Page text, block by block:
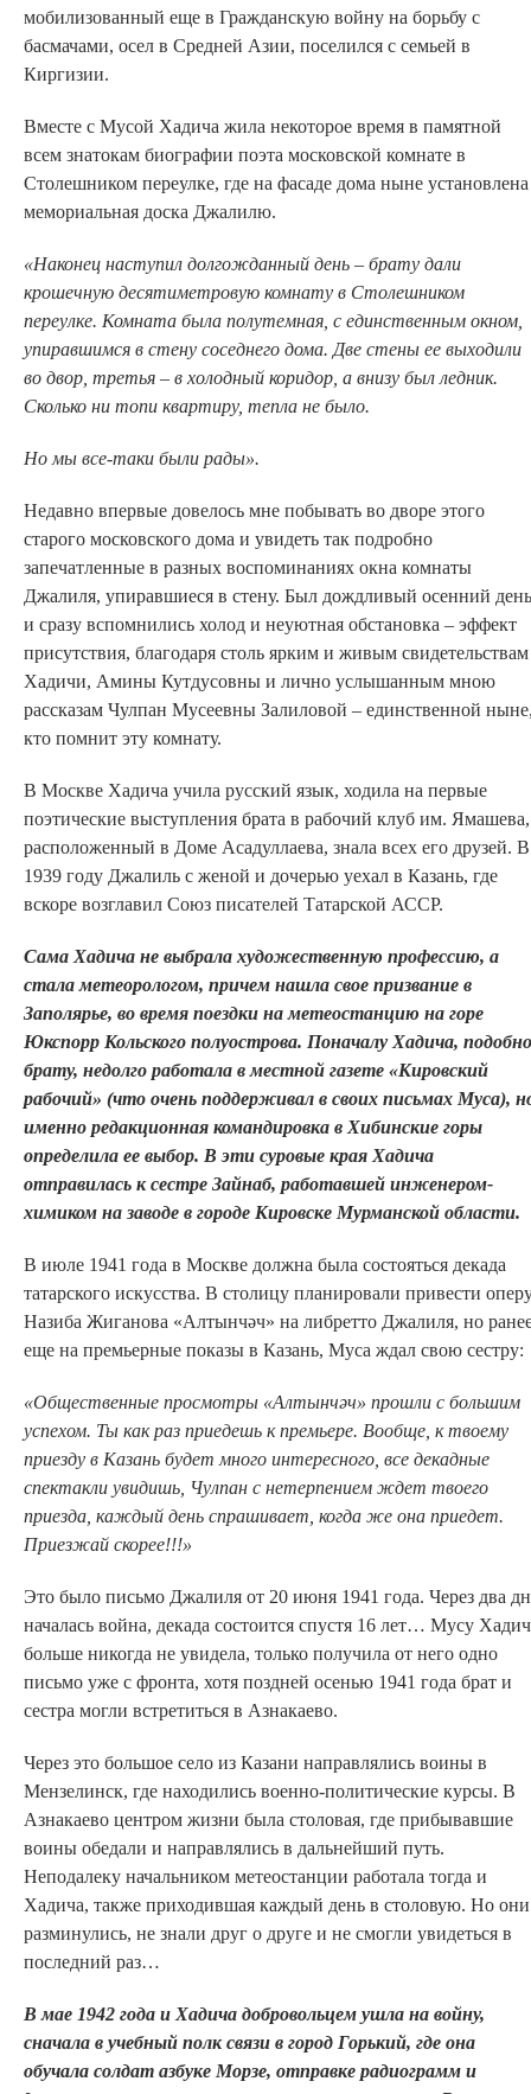
мобилизованный еще в Гражданскую войну на борьбу с
басмачами, осел в Средней Азии, поселился с семьей в
Киргизии.
Вместе с Мусой Хадича жила некоторое время в памятной
всем знатокам биографии поэта московской комнате в
Столешником переулке, где на фасаде дома ныне установлена
мемориальная доска Джалилю.
«Наконец наступил долгожданный день – брату дали
крошечную десятиметровую комнату в Столешником
переулке. Комната была полутемная, с единственным окном,
упиравшимся в стену соседнего дома. Две стены ее выходили
во двор, третья – в холодный коридор, а внизу был ледник.
Сколько ни топи квартиру, тепла не было.
Но мы все-таки были рады».
Недавно впервые довелось мне побывать во дворе этого
старого московского дома и увидеть так подробно
запечатленные в разных воспоминаниях окна комнаты
Джалиля, упиравшиеся в стену. Был дождливый осенний
и сразу вспомнились холод и неуютная обстановка – эффект
присутствия, благодаря столь ярким и живым свидетельствам
Хадичи, Амины Кутдусовны и лично услышанным мною
рассказам Чулпан Мусеевны Залиловой – единственной
кто помнит эту комнату.
В Москве Хадича учила русский язык, ходила на первые
поэтические выступления брата в рабочий клуб им. Ямашева,
расположенный в Доме Асадуллаева, знала всех его друзей. В
1939 году Джалиль с женой и дочерью уехал в Казань, где
вскоре возглавил Союз писателей Татарской АССР.
Сама Хадича не выбрала художественную профессию, а
стала метеорологом, причем нашла свое призвание в
Заполярье, во время поездки на метеостанцию на горе
Юкспорр Кольского полуострова. Поначалу Хадича, подобно
брату, недолго работала в местной газете «Кировский
рабочий» (что очень поддерживал в своих письмах Муса),
именно редакционная командировка в Хибинские горы
определила ее выбор. В эти суровые края Хадича
отправилась к сестре Зайнаб, работавшей инженером-
химиком на заводе в городе Кировске Мурманской области.
В июле 1941 года в Москве должна была состояться декада
татарского искусства. В столицу планировали привести
Назиба Жиганова «Алтынчәч» на либретто Джалиля, но
еще на премьерные показы в Казань, Муса ждал свою сестру:
«Общественные просмотры «Алтынчәч» прошли с большим
успехом. Ты как раз приедешь к премьере. Вообще, к твоему
приезду в Казань будет много интересного, все декадные
спектакли увидишь, Чулпан с нетерпением ждет твоего
приезда, каждый день спрашивает, когда же она приедет.
Приезжай скорее!!!»
Это было письмо Джалиля от 20 июня 1941 года. Через два
началась война, декада состоится спустя 16 лет… Мусу
больше никогда не увидела, только получила от него одно
письмо уже с фронта, хотя поздней осенью 1941 года брат и
сестра могли встретиться в Азнакаево.
Через это большое село из Казани направлялись воины в
Мензелинск, где находились военно-политические курсы. В
Азнакаево центром жизни была столовая, где прибывавшие
воины обедали и направлялись в дальнейший путь.
Неподалеку начальником метеостанции работала тогда и
Хадича, также приходившая каждый день в столовую. Но они
разминулись, не знали друг о друге и не смогли увидеться в
последний раз…
В мае 1942 года и Хадича добровольцем ушла на войну,
сначала в учебный полк связи в город Горький, где она
обучала солдат азбуке Морзе, отправке радиограмм и